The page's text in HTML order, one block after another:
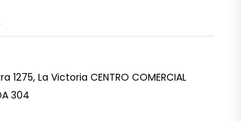
1275, La Victoria CENTRO COMERCIAL
304